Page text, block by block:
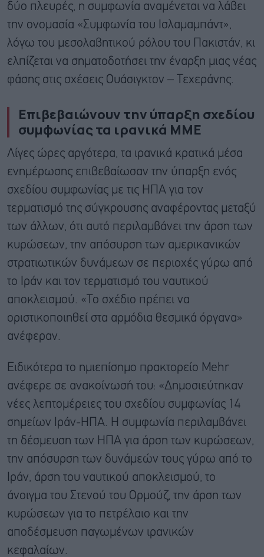
δύο πλευρές, η συμφωνία αναμένεται να λάβει
την ονομασία «Συμφωνία του Ισλαμαμπάντ»,
λόγω του μεσολαβητικού ρόλου του Πακιστάν, κι
ελπίζεται να σηματοδοτήσει την έναρξη μιας νέας
φάσης στις σχέσεις Ουάσιγκτον – Τεχεράνης.
Επιβεβαιώνουν την ύπαρξη σχεδίου
συμφωνίας τα ιρανικά ΜΜΕ
Λίγες ώρες αργότερα, τα ιρανικά κρατικά μέσα
ενημέρωσης επιβεβαίωσαν την ύπαρξη ενός
σχεδίου συμφωνίας με τις ΗΠΑ για τον
τερματισμό της σύγκρουσης αναφέροντας μεταξύ
των άλλων, ότι αυτό περιλαμβάνει την άρση των
κυρώσεων, την απόσυρση των αμερικανικών
στρατιωτικών δυνάμεων σε περιοχές γύρω από
το Ιράν και τον τερματισμό του ναυτικού
αποκλεισμού. «Το σχέδιο πρέπει να
οριστικοποιηθεί στα αρμόδια θεσμικά όργανα»
ανέφεραν.
Ειδικότερα το ημιεπίσημο πρακτορείο Mehr
ανέφερε σε ανακοίνωσή του: «Δημοσιεύτηκαν
νέες λεπτομέρειες του σχεδίου συμφωνίας 14
σημείων Ιράν-ΗΠΑ. Η συμφωνία περιλαμβάνει
τη δέσμευση των ΗΠΑ για άρση των κυρώσεων,
την απόσυρση των δυνάμεών τους γύρω από το
Ιράν, άρση του ναυτικού αποκλεισμού, το
άνοιγμα του Στενού του Ορμούζ, την άρση των
κυρώσεων για το πετρέλαιο και την
αποδέσμευση παγωμένων ιρανικών
κεφαλαίων.